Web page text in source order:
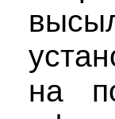
на